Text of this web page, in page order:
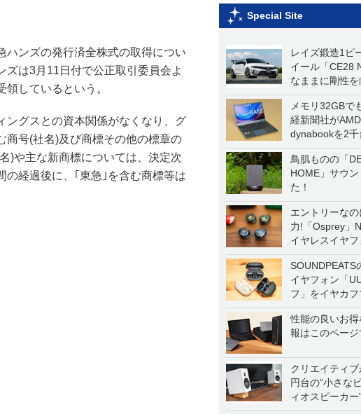
Special Site
レイズ鍛造1ピ
イール「CE28
なままに剛性を
メモリ32GBで
経新聞社が
dynabookを2千
鳥肌ものの「
HOME」サウ
た！
エントリーな
力!「Osprey」
イヤレスイヤフ
一気に聴く
SOUNDPEATS
イヤフォン「
フ」をイヤカ
性能の良いお
報はこのページ
クリエイティ
円台の“小さな
ィオスピーカー
ハンズの発行済全株式の取得につい
ズは3月11日付で公正取引委員会よ
しているという。
ングスとの資本関係がなくなり、グ
商号(社名)及び商標その他の標章の
)や主な新商標については、決定次
経過後に、｢東急｣を含む商標等は